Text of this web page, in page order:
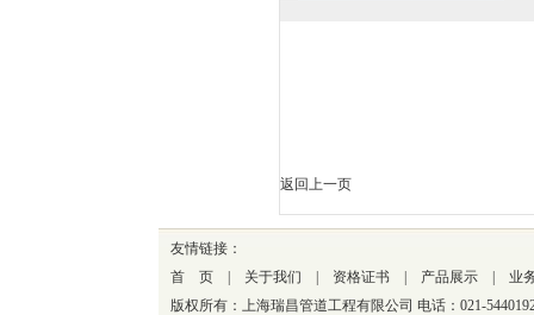
返回上一页
友情链接：
首 页| 关于我们 资格证书| 产品展示| 业
版权所有：上海瑞昌管道工程有限公司 电话：021-